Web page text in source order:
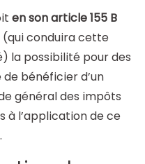
en son article 155 B
(qui conduira cette
la possibilité pour des
bénéficier d’un
général des impôts
à l’application de ce